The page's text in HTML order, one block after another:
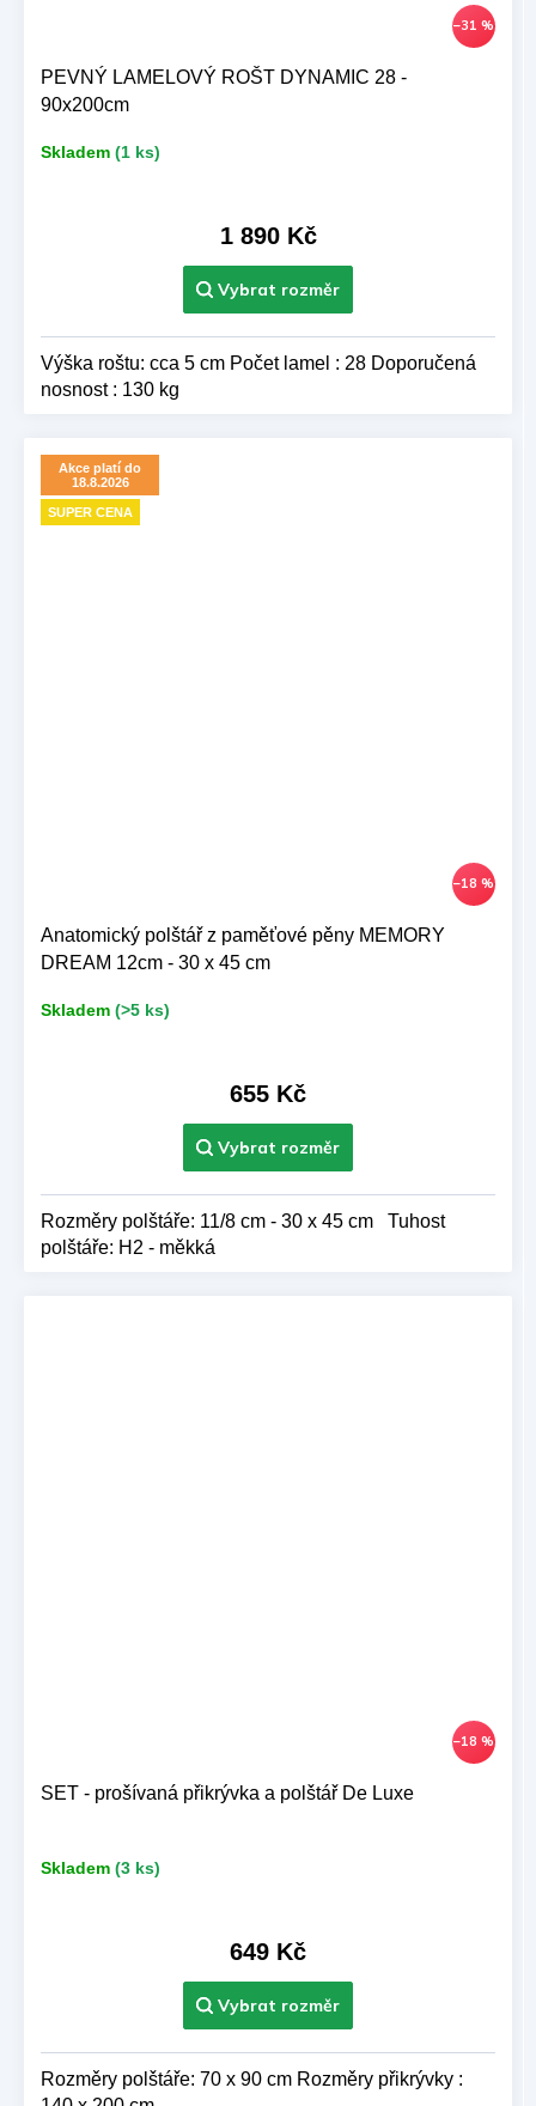
–31 %
PEVNÝ LAMELOVÝ ROŠT DYNAMIC 28 -
90x200cm
Skladem (1 ks)
1 890 Kč
Výška roštu: cca 5 cm Počet lamel : 28 Doporučená
nosnost : 130 kg
Akce platí do
18.8.2026
SUPER CENA
–18 %
Anatomický polštář z paměťové pěny MEMORY
DREAM 12cm - 30 x 45 cm
Skladem (>5 ks)
655 Kč
Rozměry polštáře: 11/8 cm - 30 x 45 cm Tuhost
polštáře: H2 - měkká
–18 %
SET - prošívaná přikrývka a polštář De Luxe
Skladem (3 ks)
649 Kč
Rozměry polštáře: 70 x 90 cm Rozměry přikrývky :